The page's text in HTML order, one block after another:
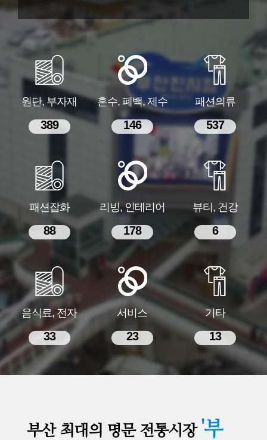
원단, 부자재
389
혼수, 폐백, 제수
146
패션의류
537
패션잡화
88
리빙, 인테리어
178
뷰티, 건강
6
음식료, 전자
33
서비스
23
기타
13
부산 최대의 명문 전통시장 '부